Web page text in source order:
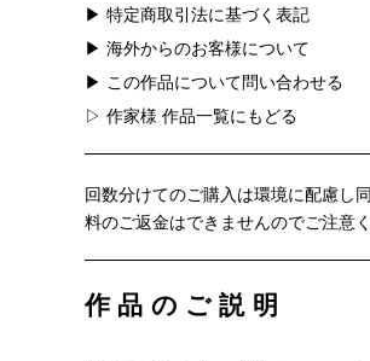
▶ 特定商取引法に基づく表記
▶ 海外からのお客様について
▶ この作品について問い合わせる
▷ 作家様 作品一覧にもどる
回数分けてのご購入は環境に配慮し
料のご返金はできませんのでご注意く
作品のご説明